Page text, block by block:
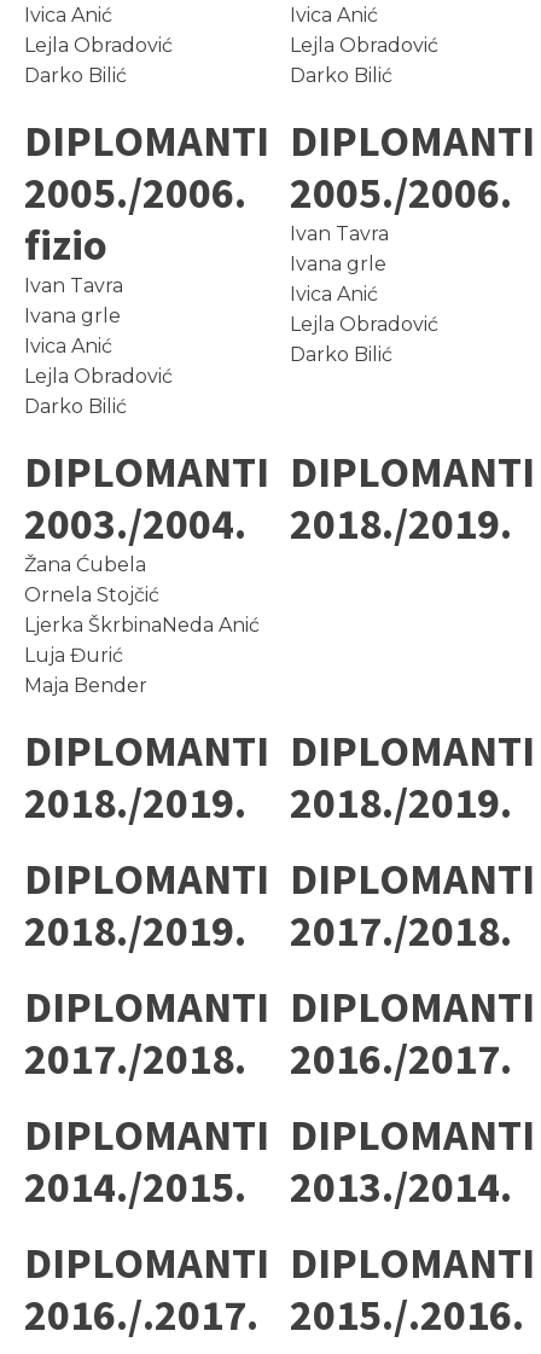
Ivica Anić
Lejla Obradović
Darko Bilić
Ivica Anić
Lejla Obradović
Darko Bilić
DIPLOMANTI
2005./2006.
fizio
Ivan Tavra
Ivana grle
Ivica Anić
Lejla Obradović
Darko Bilić
DIPLOMANTI
2005./2006.
Ivan Tavra
Ivana grle
Ivica Anić
Lejla Obradović
Darko Bilić
DIPLOMANTI
2003./2004.
Žana Ćubela
Ornela Stojčić
Ljerka ŠkrbinaNeda Anić
Luja Đurić
Maja Bender
DIPLOMANTI
2018./2019.
DIPLOMANTI
2018./2019.
DIPLOMANTI
2018./2019.
DIPLOMANTI
2018./2019.
DIPLOMANTI
2017./2018.
DIPLOMANTI
2017./2018.
DIPLOMANTI
2016./2017.
DIPLOMANTI
2014./2015.
DIPLOMANTI
2013./2014.
DIPLOMANTI
2016./.2017.
DIPLOMANTI
2015./.2016.